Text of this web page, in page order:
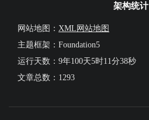
架构统计
网站地图： XML网站地图
主题框架：Foundation5
运行天数： 9年100天5时11分39秒
文章总数：1293